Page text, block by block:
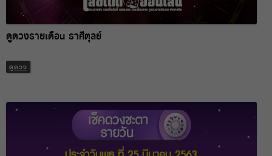
ดูดวงรายเดือน ราศีตุลย์
ดูดวง